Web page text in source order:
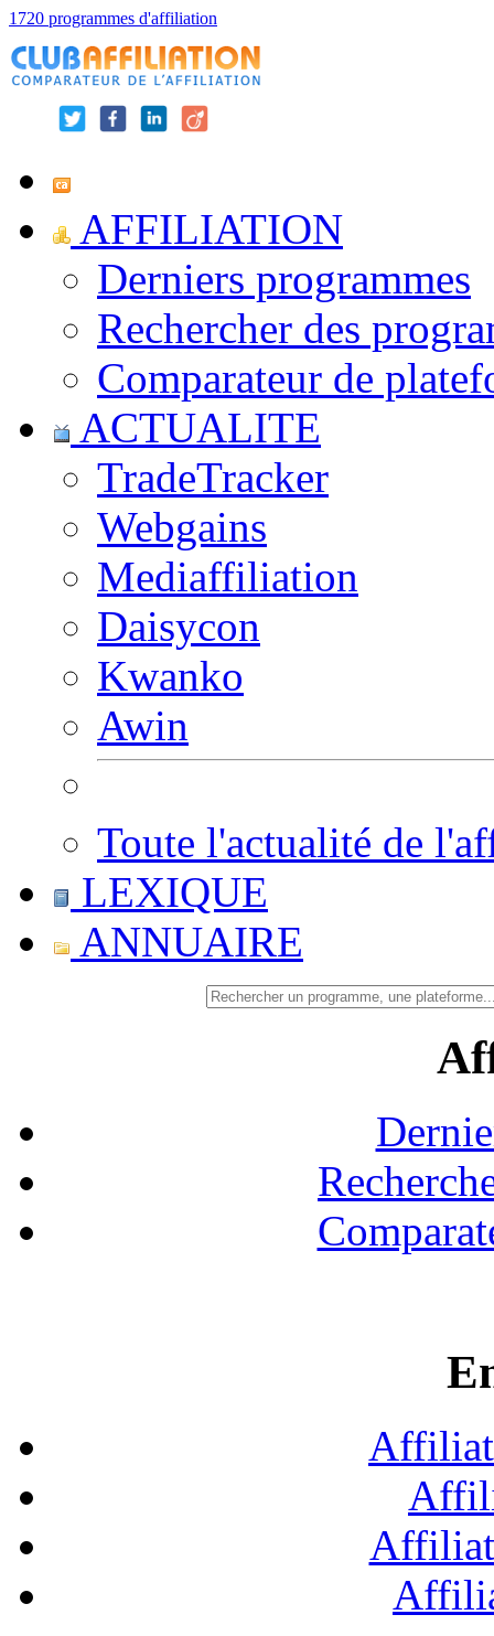
1720 programmes d'affiliation
AFFILIATION
Derniers programmes
Rechercher des
Comparateur de
ACTUALITE
TradeTracker
Webgains
Mediaffiliation
Daisycon
Kwanko
Awin
Toute l'actualité de
LEXIQUE
ANNUAIRE